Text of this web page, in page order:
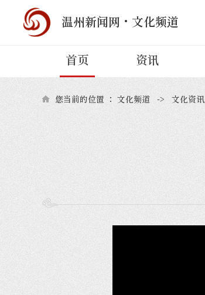
温州新闻网 · 文化频道
首页 资讯
您当前的位置 ： 文化频道 -> 文化资讯